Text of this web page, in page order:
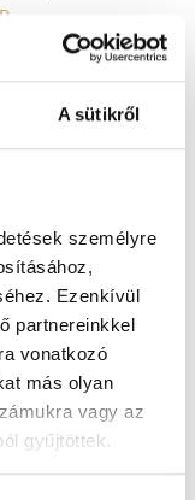
A sütikről
személyre
Ezenkívül
partnereinkkel
vonatkozó
más olyan
vagy az
gyűjtöttek.
149 csoki